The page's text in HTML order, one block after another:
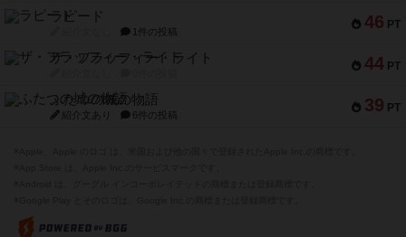
46 PT
ラピード
1件の投稿
44 PT
ザ・フラッフィー・ライト
39 PT
ふたつの城の物語
紹介文あり 6件の投稿